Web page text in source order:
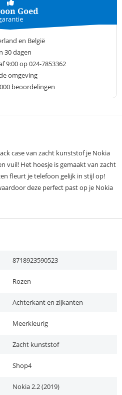
en België
30 dagen
9:00 op 024-7853362
omgeving
beoordelingen
case van zacht kunststof je Nokia
vuil! Het hoesje is gemaakt van zacht
fleurt je telefoon gelijk in stijl op!
deze perfect past op je Nokia
8718923590523
Rozen
Achterkant en zijkanten
Meerkleurig
Zacht kunststof
Shop4
Nokia 2.2 (2019)